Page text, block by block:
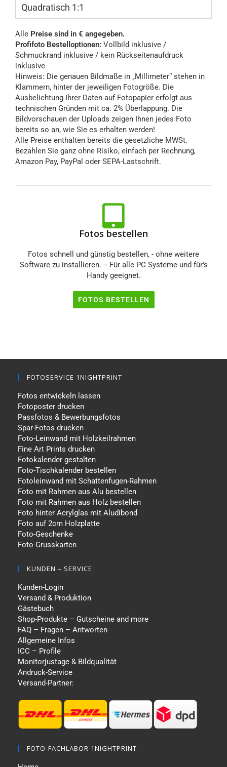
Quadratisch 1:1
Alle Preise sind in € angegeben.
Profifoto Bestelloptionen: Vollbild inklusive /
Schmuckrand inklusive / kein Rückseitenaufdruck
inklusive
Hinweis: Die genauen Bildmaße in „Millimeter“ stehen in
Klammern, hinter der jeweiligen Fotogröße. Die
Ausbelichtung Ihrer Daten auf Fotopapier erfolgt aus
technischen Gründen mit ca. 2% Überlappung. Die
Bildvorschauen der Uploads zeigen Ihnen jedes Foto
bereits so an, wie Sie es erhalten werden!
Alle Preise enthalten bereits die gesetzliche MWSt.
Bezahlen Sie ganz ohne Risiko, einfach per Rechnung,
Amazon Pay, PayPal oder SEPA-Lastschrift.
Fotos bestellen
Fotos schnell und günstig bestellen, - ohne weitere
Software zu installieren. -- Für alle PC Systeme und für's
Handy geeignet.
FOTOS BESTELLEN
FOTOSERVICE 1NIGHTPRINT
Fotos entwickeln lassen
Fotoposter drucken
Passfotos & Bewerbungsfotos
Spar-Fotos drucken
Foto-Leinwand mit Holzkeilrahmen
Fine Art Prints drucken
Fotokalender gestalten
Foto-Tischkalender bestellen
Fotoleinwand mit Schattenfugen-Rahmen
Foto mit Rahmen aus Alu bestellen
Foto mit Rahmen aus Holz bestellen
Foto hinter Acrylglas mit Aludibond
Foto auf 2cm Holzplatte
Foto-Geschenke
Foto-Grusskarten
KUNDEN – SERVICE
Kunden-Login
Versand & Produktion
Gästebuch
Shop-Produkte – Gutscheine and more
FAQ – Fragen – Antworten
Allgemeine Infos
ICC – Profile
Monitorjustage & Bildqualität
Andruck-Service
Versand-Partner:
FOTO-FACHLABOR 1NIGHTPRINT